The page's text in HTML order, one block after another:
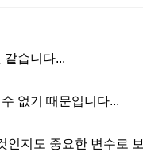
같습니다...
없기 때문입니다...
인지도 중요한 변수로